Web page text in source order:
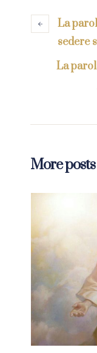
La
sedere
La
More posts